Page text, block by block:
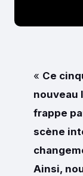
« Ce
nouveau
frappe
scène
Ainsi,